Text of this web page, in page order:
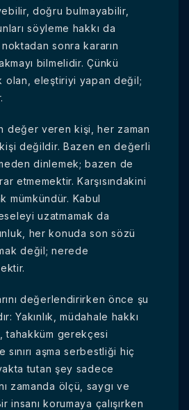
doğru bulmayabilir,
söyleme hakkı da
sonra kararın
bilmelidir. Çünkü
olan, eleştiriyi yapan değil;
değer veren kişi, her zaman
değildir. Bazen en değerli
dinlemek; bazen de
etmemektir. Karşısındakini
mümkündür. Kabul
uzatmamak da
her konuda son sözü
değil; nerede
değerlendirirken önce şu
Yakınlık, müdahale hakkı
tahakküm gerekçesi
aşma serbestliği hiç
tutan şey sadece
zamanda ölçü, saygı ve
insanı korumaya çalışırken